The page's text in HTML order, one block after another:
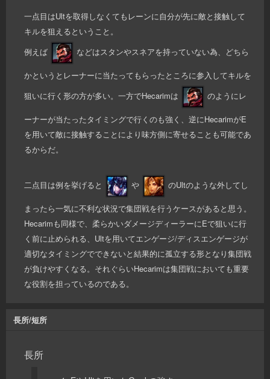
一点目はUltを取得しなくてもレーンに自分が先に敵と接触して
キルを狙えるということ。
例えば
などはスタンやスネアを持っていない為、どちら
かというとレーナーに当たってもらったところに参入してキルを
狙いに行く形の方が多い。一方でHecarimは
のようにレ
ーナーが当たったタイミングで行くのも強く、逆にHecarimがE
を用いて敵に接触することにより味方側に寄せることも可能であ
るからだ。
二点目は例を挙げると や のUltのような外してし
まったら一気に不利な状況で集団戦を行うケースがあると思う。
Hecarimも同様で、柔らかいダメージディーラーにEで狙いに行
く前に止められる、Ultを用いてエンゲージ/ディスエンゲージが
適切なタイミングでできないと結果的に孤立する形となり集団戦
が負けやすくなる。それぐらいHecarimは集団戦においても重要
な役割を担っているのである。
長所/短所
長所